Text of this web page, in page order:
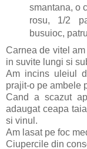
smantana, o
rosu, 1/2
busuioc,
Carnea de vitel
in suvite lungi si
Am incins uleiul
prajit-o pe ambele
Cand a scazut
adaugat ceapa
si vinul.
Am lasat pe foc
Ciupercile din